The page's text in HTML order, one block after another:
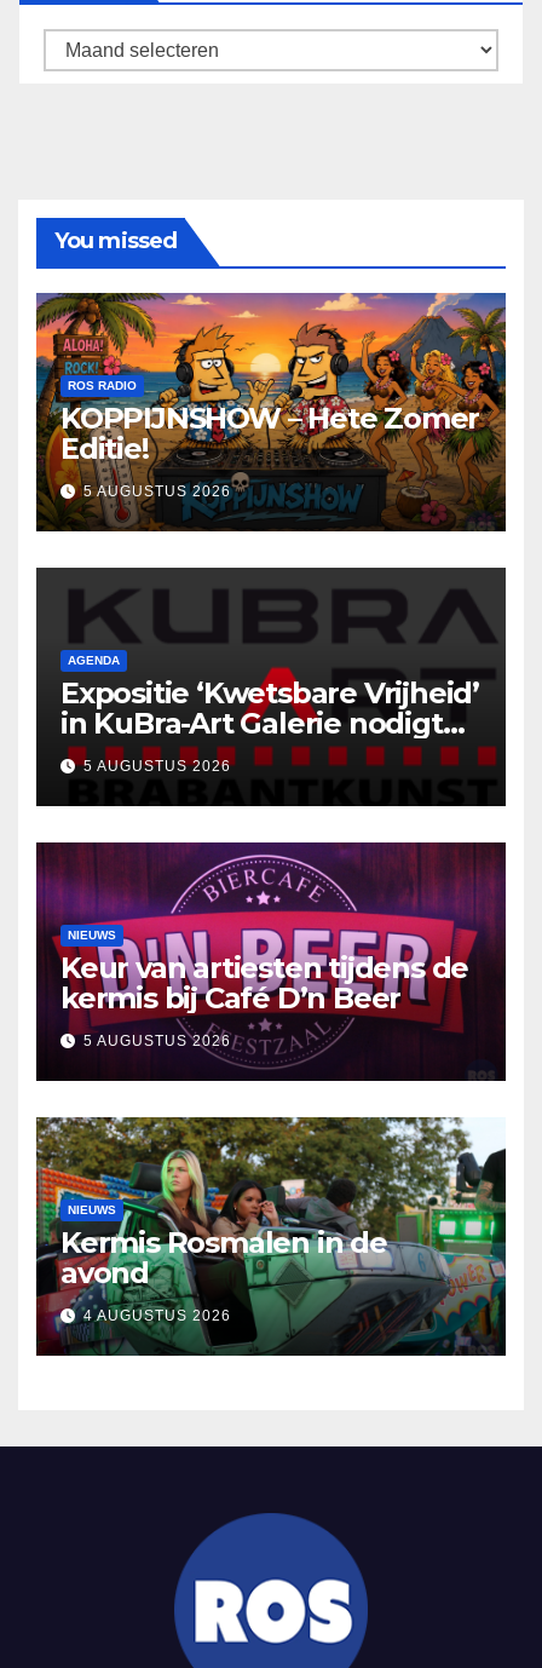
Archief
You missed
ROS RADIO
KOPPIJNSHOW – Hete Zomer
Editie!
5 AUGUSTUS 2026
AGENDA
Expositie ‘Kwetsbare Vrijheid’
in KuBra-Art Galerie nodigt
uit tot ontmoeting en
reflectie
5 AUGUSTUS 2026
NIEUWS
Keur van artiesten tijdens de
kermis bij Café D’n Beer
5 AUGUSTUS 2026
NIEUWS
Kermis Rosmalen in de
avond
4 AUGUSTUS 2026